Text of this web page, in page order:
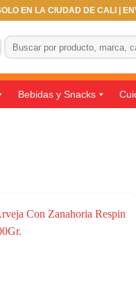
EN LA CIUDAD DE CALI |
Buscar
por:
Bebidas y Snacks